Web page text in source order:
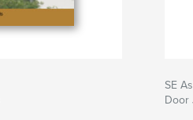
SE
Door